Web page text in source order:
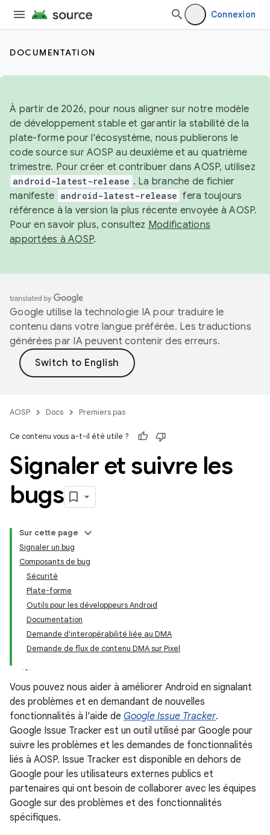
Connexion
DOCUMENTATION
À partir de 2026, pour nous aligner sur notre modèle
de développement stable et garantir la stabilité de la
plate-forme pour l'écosystème, nous publierons le
code source sur AOSP au deuxième et au quatrième
trimestre. Pour créer et contribuer dans AOSP, utilisez
android-latest-release . La branche de fichier
manifeste android-latest-release fera toujours
référence à la version la plus récente envoyée à AOSP.
Pour en savoir plus, consultez Modifications
apportées à AOSP.
Google utilise la technologie IA pour traduire le
contenu dans votre langue préférée. Les traductions
générées par IA peuvent contenir des erreurs.
AOSP Docs Premiers pas
Ce contenu vous a-t-il été utile ?
Signaler et suivre les
bugs
Sur cette page
Signaler un bug
Composants de bug
Sécurité
Plate-forme
Outils pour les développeurs Android
Documentation
Demande d'interopérabilité liée au DMA
Demande de flux de contenu DMA sur Pixel
Vous pouvez nous aider à améliorer Android en signalant
des problèmes et en demandant de nouvelles
fonctionnalités à l'aide de Google Issue Tracker.
Google Issue Tracker est un outil utilisé par Google pour
suivre les problèmes et les demandes de fonctionnalités
liés à AOSP. Issue Tracker est disponible en dehors de
Google pour les utilisateurs externes publics et
partenaires qui ont besoin de collaborer avec les équipes
Google sur des problèmes et des fonctionnalités
spécifiques.